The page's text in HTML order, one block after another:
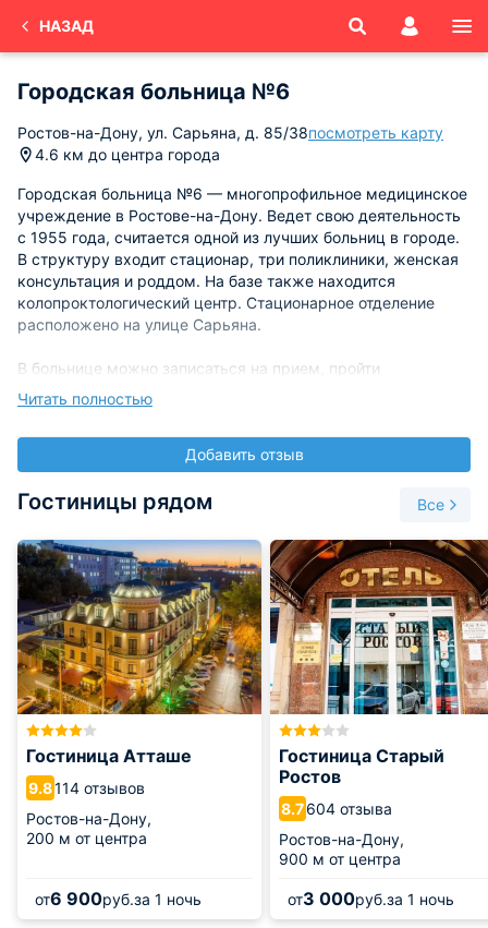
НАЗАД
Городская больница №6
Ростов-на-Дону, ул. Сарьяна, д. 85/38посмотреть карту
4.6 км до центра города
Городская больница №6 — многопрофильное медицинское
учреждение в Ростове-на-Дону. Ведет свою деятельность
с 1955 года, считается одной из лучших больниц в городе.
В структуру входит стационар, три поликлиники, женская
консультация и роддом. На базе также находится
колопроктологический центр. Стационарное отделение
расположено на улице Сарьяна.
В больнице можно записаться на прием, пройти
диспансеризацию и вакцинацию. Работает множество
отделений, оказывается современная медицинская
помощь практически по всем направлениям: хирургия,
неврология, гинекология и тд.
График работы: круглосуточно.
Читать полностью
Добавить отзыв
Гостиницы рядом Все
Гостиница Атташе
9.8114 отзывов
Ростов-на-Дону,
200 м от центра
от6 900руб.за 1 ночь
Гостиница Старый
Ростов
8.7604 отзыва
Ростов-на-Дону,
900 м от центра
от3 000руб.за 1 ночь